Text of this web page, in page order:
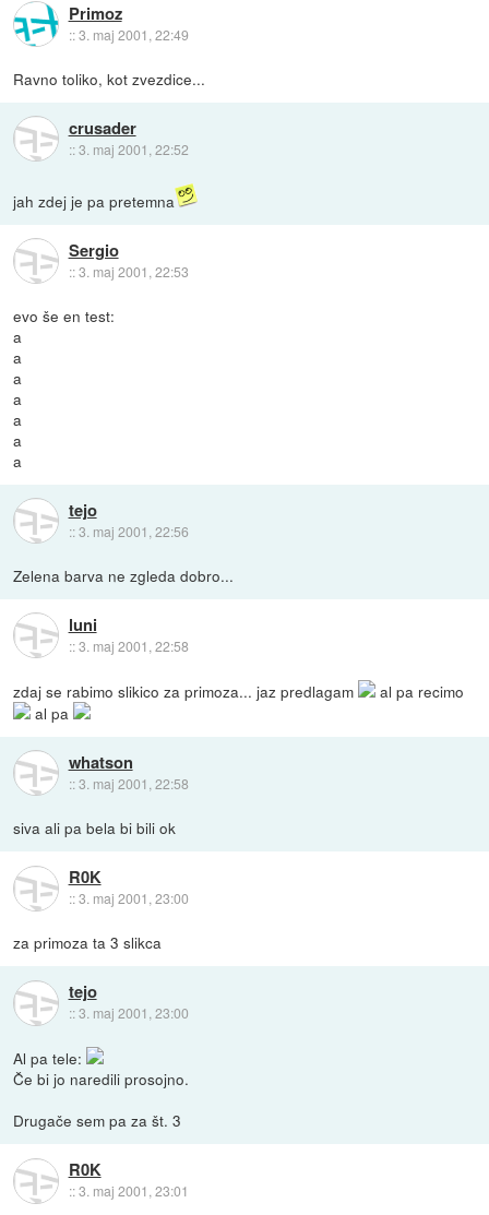
Primoz
::3. maj 2001, 22:49
Ravno toliko, kot zvezdice...
crusader
::3. maj 2001, 22:52
jah zdej je pa pretemna
Sergio
::3. maj 2001, 22:53
evo še en test:
a
a
a
a
a
a
a
tejo
::3. maj 2001, 22:56
Zelena barva ne zgleda dobro...
luni
::3. maj 2001, 22:58
zdaj se rabimo slikico za primoza... jaz predlagam
al pa recimo
al pa
whatson
::3. maj 2001, 22:58
siva ali pa bela bi bili ok
R0K
::3. maj 2001, 23:00
za primoza ta 3 slikca
tejo
::3. maj 2001, 23:00
Al pa tele:
Če bi jo naredili prosojno.
Drugače sem pa za št. 3
R0K
::3. maj 2001, 23:01